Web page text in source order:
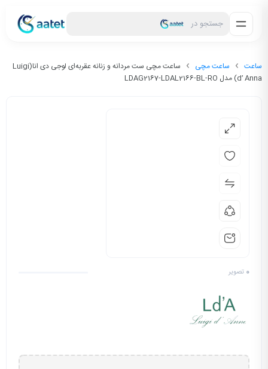
جستجو در
ساعت ساعت مچی
ساعت مچی ست مردانه و زنانه عقربه‌ای لوجی دی انا(Luigi
d’ Anna) مدل LDAG2167-LDAL2166-BL-RO
0 تصویر